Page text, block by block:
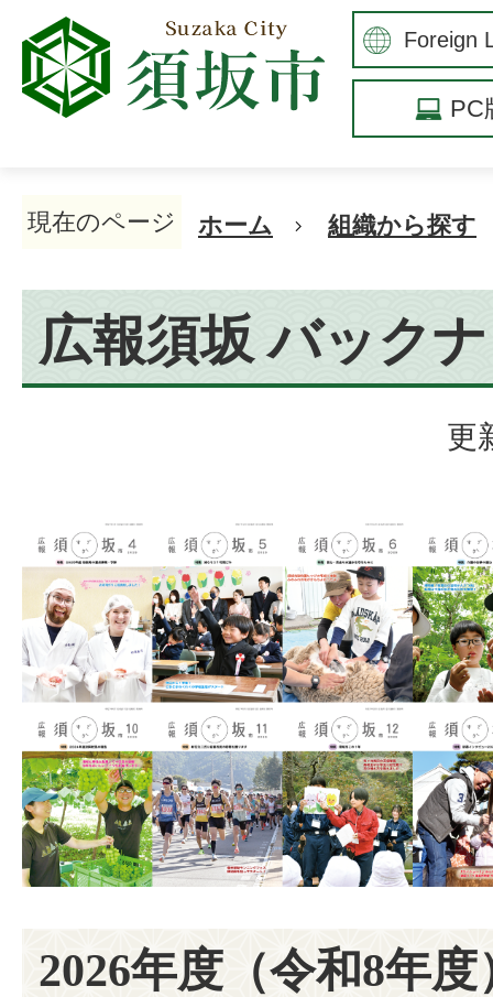
PC
現在のページ ホーム 組織から探す
広報須坂 バック
更
2026年度（令和8年度